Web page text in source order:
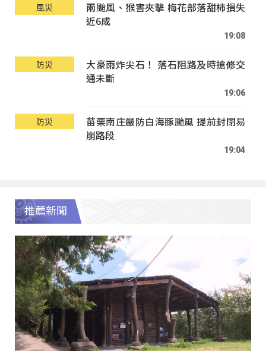
風災
兩颱風、猴害夾擊 梅花部落甜柿損失
近6成
19:08
防災
大豪雨炸尖石！ 落石阻路及時搶修交
通未斷
19:06
防災
苗栗南庄嚴防白海豚颱風 提前封閉易
崩路段
19:04
推薦新聞